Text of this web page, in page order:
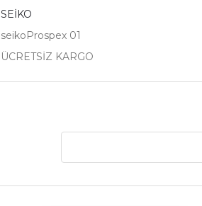
SEİKO
seikoProspex 01
ÜCRETSİZ KARGO